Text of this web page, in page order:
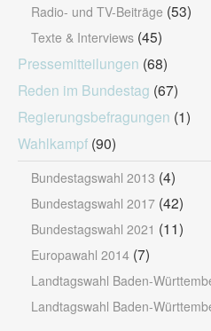
Radio- und TV-Beiträge (53)
Texte & Interviews (45)
Pressemitteilungen (68)
Reden im Bundestag (67)
Regierungsbefragungen (1)
Wahlkampf (90)
Bundestagswahl 2013 (4)
Bundestagswahl 2017 (42)
Bundestagswahl 2021 (11)
Europawahl 2014 (7)
Landtagswahl Baden-
Landtagswahl Baden-